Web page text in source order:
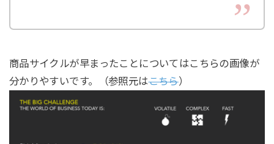
商品サイクルが早まったことについてはこちらの画像が
分かりやすいです。（参照元はこちら）